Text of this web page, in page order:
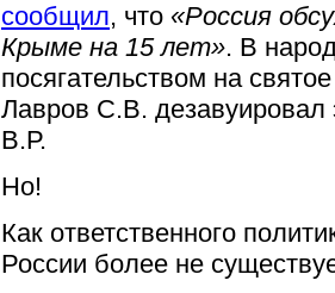
сообщил, что «Россия
Крыме на 15 лет». В
посягательством на
Лавров С.В. дезавуировал
В.Р.
Но!
Как ответственного
России более не